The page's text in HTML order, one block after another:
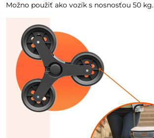
Možno použiť ako vozík s nosnosťou 50 kg.